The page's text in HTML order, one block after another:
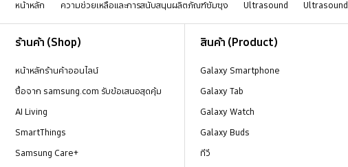
หน้าหลัก ความช่วยเหลือและการสนับสนุนผลิตภัณฑ์ซัมซุง Ultrasound Ultrasound
ร้านค้า (Shop)
หน้าหลักร้านค้าออนไลน์
ซื้อจาก samsung.com รับข้อเสนอสุดคุ้ม
AI Living
SmartThings
Samsung Care+
สินค้า (Product)
Galaxy Smartphone
Galaxy Tab
Galaxy Watch
Galaxy Buds
ทีวี